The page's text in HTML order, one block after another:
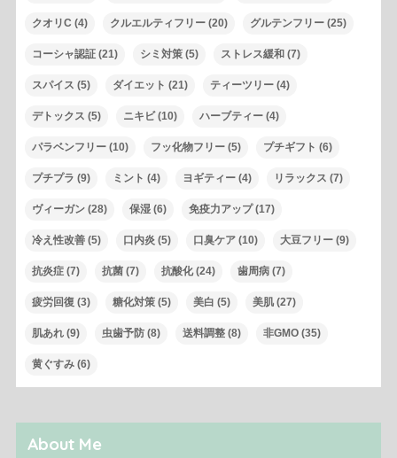
クオリC (4) クルエルティフリー(20) グルテンフリー(25)
コーシャ認証(21) シミ対策(5) ストレス緩和 (7)
スパイス (5) ダイエット (21) ティーツリー(4)
デトックス (5) ニキビ(10) ハーブティー(4)
パラベンフリー(10) フッ化物フリー(5) プチギフト (6)
プチプラ (9) ミント (4) ヨギティー(4) リラックス (7)
ヴィーガン(28) 保湿(6) 免疫力アップ(17)
冷え性改善(5) 口内炎(5) 口臭ケア(10) 大豆フリー(9)
抗炎症(7) 抗菌(7) 抗酸化(24) 歯周病(7)
疲労回復(3) 糖化対策(5) 美白 (5) 美肌(27)
肌あれ(9) 虫歯予防(8) 送料調整(8) 非GMO(35)
黄ぐすみ(6)
About Me